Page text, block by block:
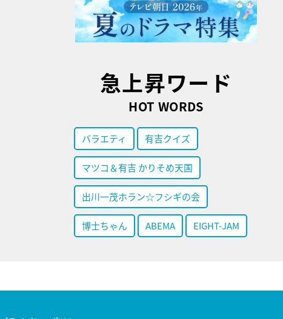
急上昇ワード
HOT WORDS
バラエティ 有吉クイズ
マツコ＆有吉 かりそめ天国
出川一茂ホラン☆フシギの会
博士ちゃん ABEMA EIGHT-JAM